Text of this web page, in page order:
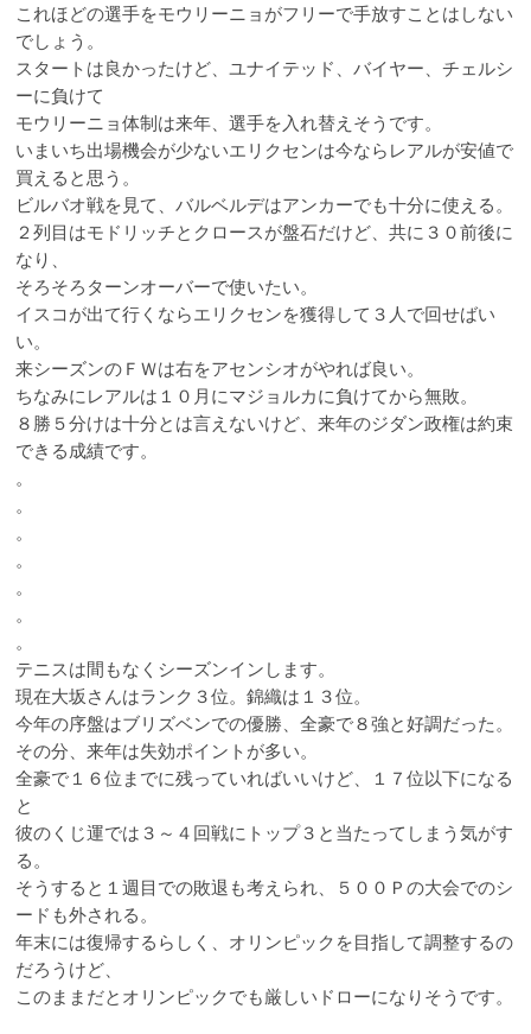
これほどの選手をモウリーニョがフリーで手放すことはしない
でしょう。
スタートは良かったけど、ユナイテッド、バイヤー、チェルシ
ーに負けて
モウリーニョ体制は来年、選手を入れ替えそうです。
いまいち出場機会が少ないエリクセンは今ならレアルが安値で
買えると思う。
ビルバオ戦を見て、バルベルデはアンカーでも十分に使える。
２列目はモドリッチとクロースが盤石だけど、共に３０前後に
なり、
そろそろターンオーバーで使いたい。
イスコが出て行くならエリクセンを獲得して３人で回せばい
い。
来シーズンのＦＷは右をアセンシオがやれば良い。
ちなみにレアルは１０月にマジョルカに負けてから無敗。
８勝５分けは十分とは言えないけど、来年のジダン政権は約束
できる成績です。
。
。
。
。
。
。
。
テニスは間もなくシーズンインします。
現在大坂さんはランク３位。錦織は１３位。
今年の序盤はブリズベンでの優勝、全豪で８強と好調だった。
その分、来年は失効ポイントが多い。
全豪で１６位までに残っていればいいけど、１７位以下になる
と
彼のくじ運では３～４回戦にトップ３と当たってしまう気がす
る。
そうすると１週目での敗退も考えられ、５００Ｐの大会でのシ
ードも外される。
年末には復帰するらしく、オリンピックを目指して調整するの
だろうけど、
このままだとオリンピックでも厳しいドローになりそうです。